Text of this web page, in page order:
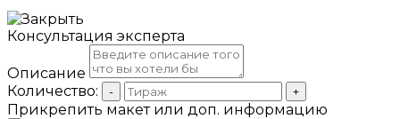
Консультация эксперта
Описание
Количество:
- +
Прикрепить макет или доп. информацию